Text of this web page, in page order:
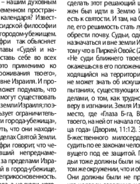
885
879
Антенна
Augsburg Бизнес
Версия
Восточная
Германия